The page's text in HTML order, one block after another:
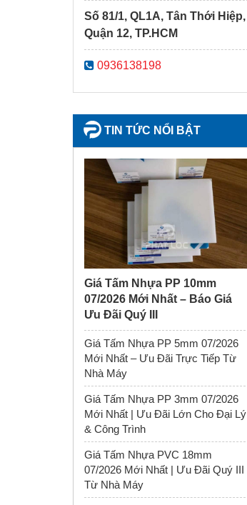
Số 81/1, QL1A, Tân Thới Hiệp,
Quận 12, TP.HCM
0936138198
TIN TỨC NỔI BẬT
Giá Tấm Nhựa PP 10mm
07/2026 Mới Nhất – Báo Giá
Ưu Đãi Quý III
Giá Tấm Nhựa PP 5mm 07/2026
Mới Nhất – Ưu Đãi Trực Tiếp Từ
Nhà Máy
Giá Tấm Nhựa PP 3mm 07/2026
Mới Nhất | Ưu Đãi Lớn Cho Đại Lý
& Công Trình
Giá Tấm Nhựa PVC 18mm
07/2026 Mới Nhất | Ưu Đãi Quý III
Từ Nhà Máy